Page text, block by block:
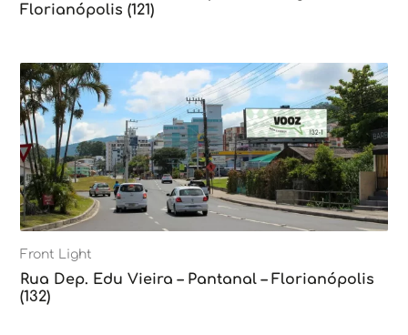
Florianópolis (121)
Front Light
Rua Dep. Edu Vieira – Pantanal – Florianópolis
(132)